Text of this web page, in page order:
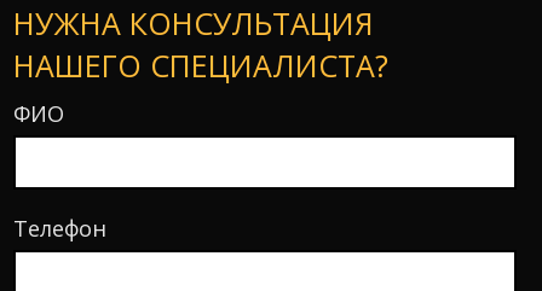
НУЖНА КОНСУЛЬТАЦИЯ
НАШЕГО СПЕЦИАЛИСТА?
ФИО
Телефон